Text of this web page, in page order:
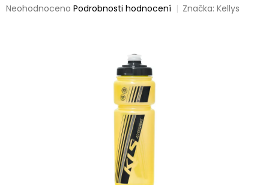
Průměrné
Neohodnoceno Podrobnosti hodnocení Značka:Kellys